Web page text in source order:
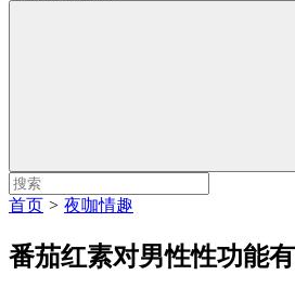
首页 > 夜咖情趣
番茄红素对男性性功能